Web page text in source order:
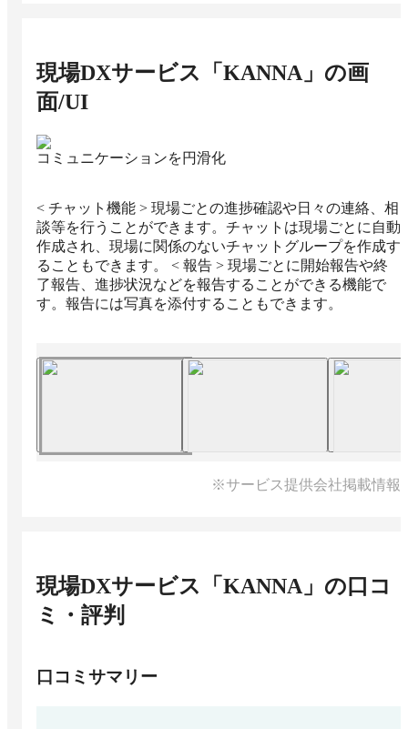
現場DXサービス「KANNA」 の画
面/UI
コミュニケーションを円滑化
< チャット機能 > 現場ごとの進捗確認や日々の連絡、相
談等を行うことができます。チャットは現場ごとに自動
作成され、現場に関係のないチャットグループを作成す
ることもできます。 < 報告 > 現場ごとに開始報告や終
了報告、進捗状況などを報告することができる機能で
す。報告には写真を添付することもできます。
※サービス提供会社掲載情報
現場DXサービス「KANNA」 の口コ
ミ・評判
口コミサマリー